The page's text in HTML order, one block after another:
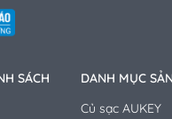
SÁCH
DANH MỤC
Củ sạc AUKEY